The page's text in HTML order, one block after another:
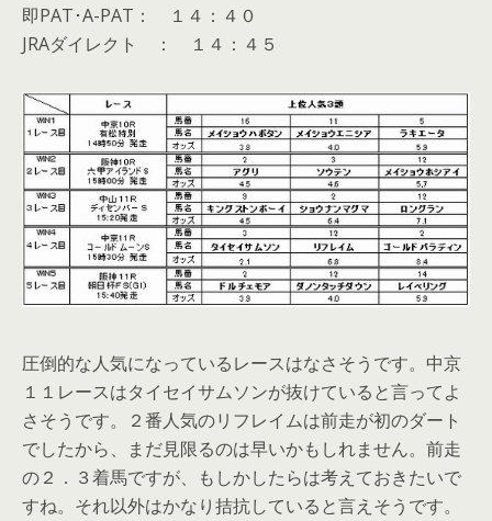
即PAT･A-PAT： １４：４０
JRAダイレクト ： １４：４５
圧倒的な人気になっているレースはなさそうです。中京
１１レースはタイセイサムソンが抜けていると言ってよ
さそうです。２番人気のリフレイムは前走が初のダート
でしたから、まだ見限るのは早いかもしれません。前走
の２．３着馬ですが、もしかしたらは考えておきたいで
すね。それ以外はかなり拮抗していると言えそうです。